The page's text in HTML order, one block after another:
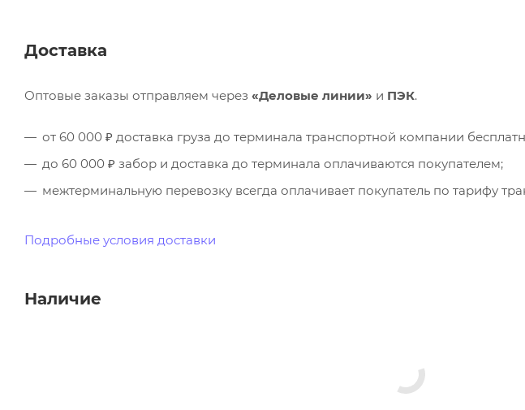
Доставка
Оптовые заказы отправляем через «Деловые линии» и ПЭК.
от 60 000 ₽ доставка груза до терминала транспортной компании
до 60 000 ₽ забор и доставка до терминала оплачиваются покупателем;
межтерминальную перевозку всегда оплачивает покупатель по тарифу
Подробные условия доставки
Наличие